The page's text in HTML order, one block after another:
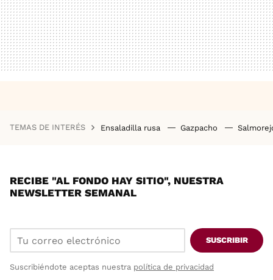
TEMAS DE INTERÉS Ensaladilla rusa Gazpacho
RECIBE "AL FONDO HAY SITIO", NUESTRA
NEWSLETTER SEMANAL
SUSCRIBIR
Suscribiéndote aceptas nuestra política de privacidad